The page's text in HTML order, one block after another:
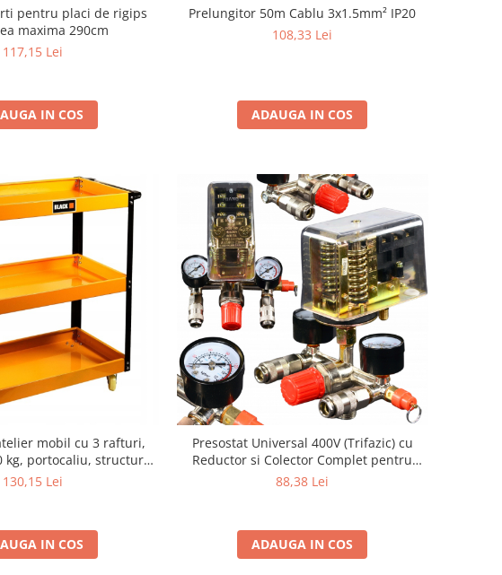
pentru placi de rigips
maxima 290cm
117,15 Lei
IN COS
Prelungitor 50m Cablu 3x1.5mm² IP20
108,33 Lei
ADAUGA IN COS
mobil cu 3 rafturi,
kg, portocaliu, structura
si suport scule, 4 Roti (2
130,15 Lei
IN COS
Presostat Universal 400V (Trifazic) cu
Reductor si Colector Complet pentru
Compresor 100L - 500L
88,38 Lei
ADAUGA IN COS